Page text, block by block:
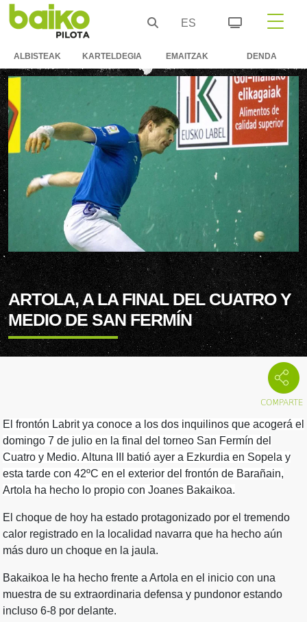
ES
ALBISTEAK KARTELDEGIA EMAITZAK DENDA
ARTOLA, A LA FINAL DEL CUATRO Y
MEDIO DE SAN FERMÍN
El frontón Labrit ya conoce a los dos inquilinos que acogerá el
domingo 7 de julio en la final del torneo San Fermín del
Cuatro y Medio. Altuna III batió ayer a Ezkurdia en Sopela y
esta tarde con 42ºC en el exterior del frontón de Barañain,
Artola ha hecho lo propio con Joanes Bakaikoa.
El choque de hoy ha estado protagonizado por el tremendo
calor registrado en la localidad navarra que ha hecho aún
más duro un choque en la jaula.
Bakaikoa le ha hecho frente a Artola en el inicio con una
muestra de su extraordinaria defensa y pundonor estando
incluso 6-8 por delante.